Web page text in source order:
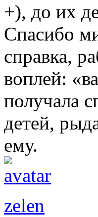
+), до их
Спасибо
справка,
воплей:
получала
детей,
ему.
zelen